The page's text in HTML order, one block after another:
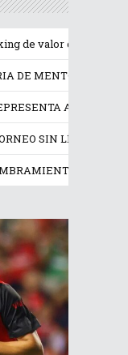
de valor de mercado
DE MENTORÍAS
A MÉXICO
SIN LÍMITES
EN LA